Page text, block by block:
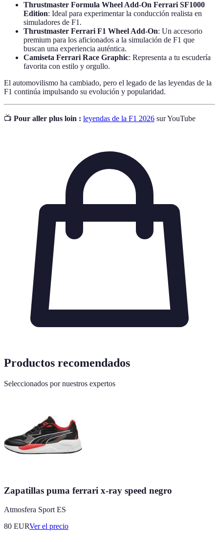
Thrustmaster Formula Wheel Add-On Ferrari SF1000
Edition: Ideal para experimentar la conducción realista en
simuladores de F1.
Thrustmaster Ferrari F1 Wheel Add-On: Un accesorio
premium para los aficionados a la simulación de F1 que
buscan una experiencia auténtica.
Camiseta Ferrari Race Graphic: Representa a tu escudería
favorita con estilo y orgullo.
El automovilismo ha cambiado, pero el legado de las leyendas de la
F1 continúa impulsando su evolución y popularidad.
📺 Pour aller plus loin : leyendas de la F1 2026 sur YouTube
Productos recomendados
Seleccionados por nuestros expertos
Zapatillas puma ferrari x-ray speed negro
Atmosfera Sport ES
80 EURVer el precio